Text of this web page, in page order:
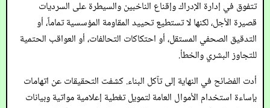
تتفوق في إدارة الإدراك وإقناع الناخبين والسيطرة على السرديات
قصيرة الأجل، لكنها لا تستطيع تحييد المقاومة المؤسسية تماماً، أو
التدقيق الصحفي المستقل، أو احتكاكات التحالفات، أو العواقب الحتمية
للتجاوز البشري والخطأ.
أدت الفضائح في النهاية إلى تآكل البناء. كشفت التحقيقات عن اتهامات
بإساءة استخدام الأموال العامة لتمويل تغطية إعلامية مواتية وبيانات